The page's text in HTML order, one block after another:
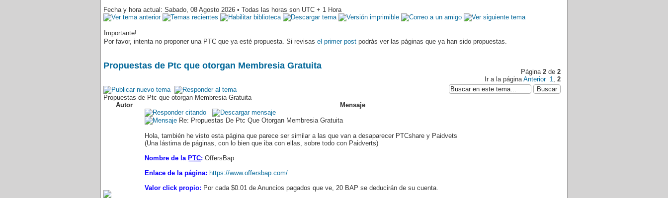
Fecha y hora actual: Sabado, 08 Agosto 2026 • Todas las horas son UTC + 1 Hora
Importante!
Por favor, intenta no proponer una PTC que ya esté propuesta. Si revisas el primer post podrás ver las páginas que ya han sido propuestas.
Propuestas de Ptc que otorgan Membresia Gratuita
Página 2 de 2
Ir a la páginaAnterior 1, 2
Propuestas de Ptc que otorgan Membresia Gratuita
Autor
Mensaje
Re: Propuestas De Ptc Que Otorgan Membresia Gratuita
Hola, también he visto esta página que parece ser similar a las que van a desaparecer PTCshare y Paidvets
(Una lástima de páginas, con lo bien que iba con ellas, sobre todo con Paidverts)
Nombre de la PTC: OffersBap
Enlace de la página: https://www.offersbap.com/
Valor click propio: Por cada $0.01 de Anuncios pagados que ve, 20 BAP se deducirán de su cuenta.